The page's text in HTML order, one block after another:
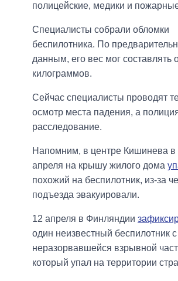
полицейские, медики и
Специалисты собрали обломки
беспилотника. По
данным, его вес мог составлять
килограммов.
Сейчас специалисты проводят
осмотр места падения, а
расследование.
Напомним, в центре Кишинева в
апреля на крышу жилого дома
похожий на беспилотник, из-за
подъезда эвакуировали.
12 апреля в Финляндии
один неизвестный беспилотник с
неразорвавшейся взрывной
который упал на территории